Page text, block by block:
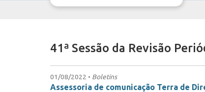
41ª Sessão da Revisão
01/08/2022 • Boletins
Assessoria de comunicação Terra de